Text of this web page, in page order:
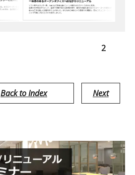
2
Back to Index Next